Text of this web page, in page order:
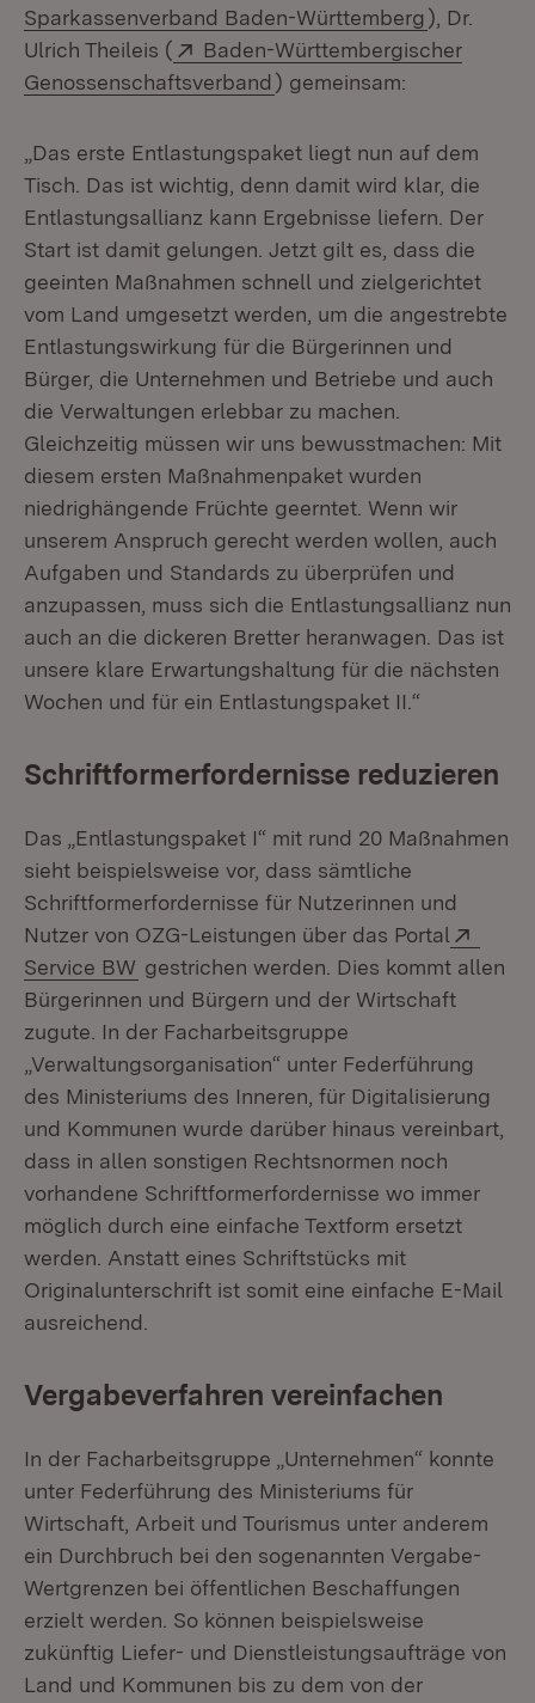
Sparkassenverband Baden-Württemberg(Öffnet in
), Dr.
Ulrich Theileis (
Extern:
Baden-Württembergischer
Genossenschaftsverband (Öffnet in neuem Fenster)
) gemeinsam:
„Das erste Entlastungspaket liegt nun auf dem
Tisch. Das ist wichtig, denn damit wird klar, die
Entlastungsallianz kann Ergebnisse liefern. Der
Start ist damit gelungen. Jetzt gilt es, dass die
geeinten Maßnahmen schnell und zielgerichtet
vom Land umgesetzt werden, um die angestrebte
Entlastungswirkung für die Bürgerinnen und
Bürger, die Unternehmen und Betriebe und auch
die Verwaltungen erlebbar zu machen.
Gleichzeitig müssen wir uns bewusstmachen: Mit
diesem ersten Maßnahmenpaket wurden
niedrighängende Früchte geerntet. Wenn wir
unserem Anspruch gerecht werden wollen, auch
Aufgaben und Standards zu überprüfen und
anzupassen, muss sich die Entlastungsallianz nun
auch an die dickeren Bretter heranwagen. Das ist
unsere klare Erwartungshaltung für die nächsten
Wochen und für ein Entlastungspaket II.“
Schriftformerfordernisse reduzieren
Das „Entlastungspaket I“ mit rund 20 Maßnahmen
sieht beispielsweise vor, dass sämtliche
Schriftformerfordernisse für Nutzerinnen und
Nutzer von OZG-Leistungen über das Portal
Service BW (Öffnet in neuem Fenster)
gestrichen werden. Dies kommt allen
Bürgerinnen und Bürgern und der Wirtschaft
zugute. In der Facharbeitsgruppe
„Verwaltungsorganisation“ unter Federführung
des Ministeriums des Inneren, für Digitalisierung
und Kommunen wurde darüber hinaus vereinbart,
dass in allen sonstigen Rechtsnormen noch
vorhandene Schriftformerfordernisse wo immer
möglich durch eine einfache Textform ersetzt
werden. Anstatt eines Schriftstücks mit
Originalunterschrift ist somit eine einfache E-Mail
ausreichend.
Vergabeverfahren vereinfachen
In der Facharbeitsgruppe „Unternehmen“ konnte
unter Federführung des Ministeriums für
Wirtschaft, Arbeit und Tourismus unter anderem
ein Durchbruch bei den sogenannten Vergabe-
Wertgrenzen bei öffentlichen Beschaffungen
erzielt werden. So können beispielsweise
zukünftig Liefer- und Dienstleistungsaufträge von
Land und Kommunen bis zu dem von der